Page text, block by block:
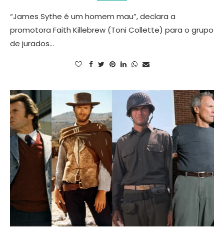
“James Sythe é um homem mau”, declara a
promotora Faith Killebrew (Toni Collette) para o grupo
de jurados…